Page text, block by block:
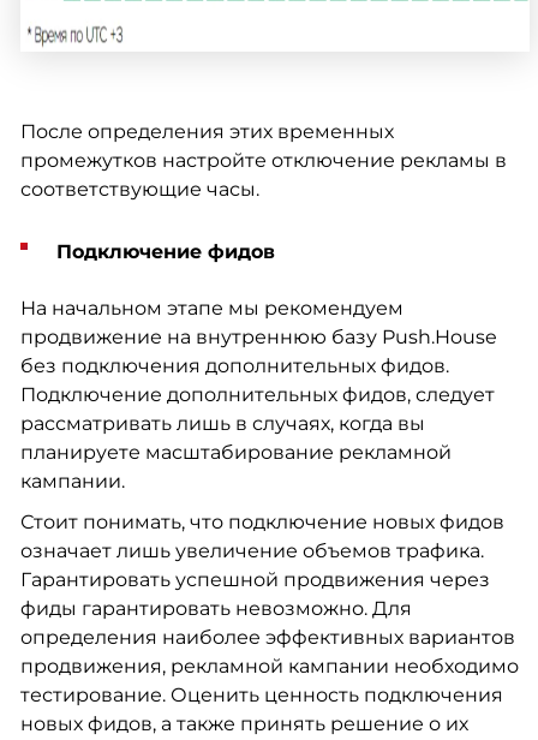
После определения этих временных
промежутков настройте отключение рекламы в
соответствующие часы.
Подключение фидов
На начальном этапе мы рекомендуем
продвижение на внутреннюю базу Push.House
без подключения дополнительных фидов.
Подключение дополнительных фидов, следует
рассматривать лишь в случаях, когда вы
планируете масштабирование рекламной
кампании.
Стоит понимать, что подключение новых фидов
означает лишь увеличение объемов трафика.
Гарантировать успешной продвижения через
фиды гарантировать невозможно. Для
определения наиболее эффективных вариантов
продвижения, рекламной кампании необходимо
тестирование. Оценить ценность подключения
новых фидов, а также принять решение о их